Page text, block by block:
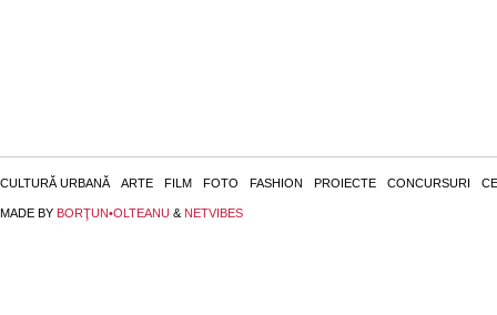
CULTURĂ URBANĂ ARTE FILM FOTO FASHION PROIECTE CONCURSURI
MADE BY BORŢUN•OLTEANU & NETVIBES